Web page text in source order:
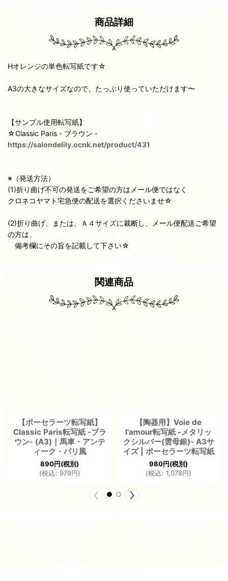
商品詳細
Hオレンジの単色転写紙です☆
A3の大きなサイズなので、たっぷり使っていただけます〜
【サンプル使用転写紙】
☆Classic Paris - ブラウン -
https://salondelily.ocnk.net/product/431
※（発送方法）
(1)折り曲げ不可の発送をご希望の方はメール便ではなく
クロネコヤマト宅急便の配送を選択くださいませ☆
(2)折り曲げ、または、Ａ４サイズに裁断し、メール便配送ご希望
の方は、
備考欄にその旨を記載して下さい☆
関連商品
【ポーセラーツ転写紙】
Classic Paris転写紙 -ブラ
ウン- (A3)｜馬車・アンテ
ィーク・パリ風
890円(税別)
(税込: 979円)
【陶器用】Voie de
l'amour転写紙 -メタリッ
クシルバー(雲母銀)- A3サ
イズ | ポーセラーツ転写紙
980円(税別)
(税込: 1,078円)